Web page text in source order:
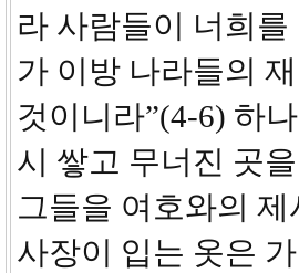
라 사람들이 너희
가 이방 나라들의
것이니라”(4-6) 하
시 쌓고 무너진 곳
그들을 여호와의
사장이 입는 옷은